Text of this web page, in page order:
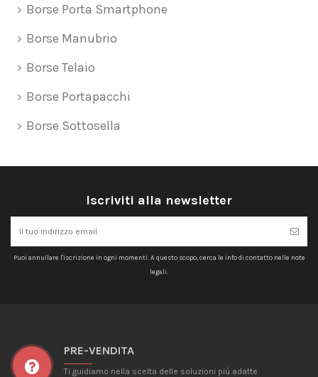
Borse Porta Smartphone
Borse Manubrio
Borse Telaio
Borse Portapacchi
Borse Sottosella
Iscriviti alla newsletter
Puoi annullare l'iscrizione in ogni momenti. A questo scopo, cerca le info di contatto nelle note
legali.
PRE-VENDITA
Ti guidiamo nella scelta delle soluzioni più adatte